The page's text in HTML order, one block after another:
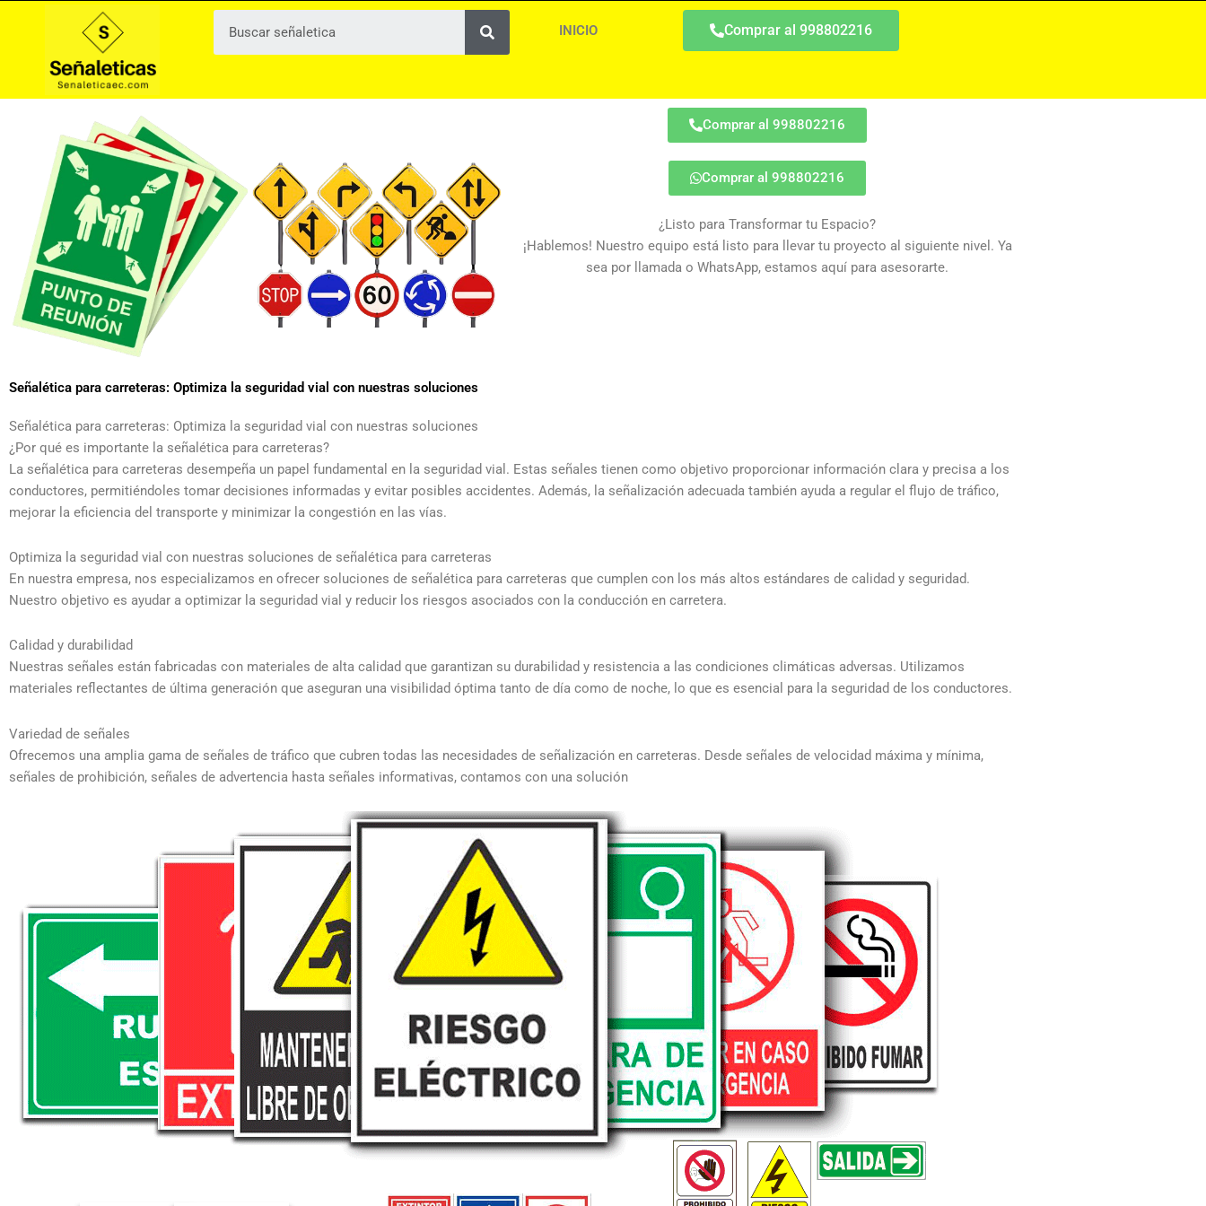
Search
INICIO Comprar al 998802216
Comprar al 998802216
Comprar al 998802216
¿Listo para Transformar tu Espacio?
¡Hablemos! Nuestro equipo está listo para llevar tu proyecto al siguiente nivel. Ya
sea por llamada o WhatsApp, estamos aquí para asesorarte.
Señalética para carreteras: Optimiza la seguridad vial con nuestras soluciones
Señalética para carreteras: Optimiza la seguridad vial con nuestras soluciones
¿Por qué es importante la señalética para carreteras?
La señalética para carreteras desempeña un papel fundamental en la seguridad vial. Estas señales tienen como objetivo proporcionar información clara y precisa a los
conductores, permitiéndoles tomar decisiones informadas y evitar posibles accidentes. Además, la señalización adecuada también ayuda a regular el flujo de tráfico,
mejorar la eficiencia del transporte y minimizar la congestión en las vías.
Optimiza la seguridad vial con nuestras soluciones de señalética para carreteras
En nuestra empresa, nos especializamos en ofrecer soluciones de señalética para carreteras que cumplen con los más altos estándares de calidad y seguridad.
Nuestro objetivo es ayudar a optimizar la seguridad vial y reducir los riesgos asociados con la conducción en carretera.
Calidad y durabilidad
Nuestras señales están fabricadas con materiales de alta calidad que garantizan su durabilidad y resistencia a las condiciones climáticas adversas. Utilizamos
materiales reflectantes de última generación que aseguran una visibilidad óptima tanto de día como de noche, lo que es esencial para la seguridad de los conductores.
Variedad de señales
Ofrecemos una amplia gama de señales de tráfico que cubren todas las necesidades de señalización en carreteras. Desde señales de velocidad máxima y mínima,
señales de prohibición, señales de advertencia hasta señales informativas, contamos con una solución